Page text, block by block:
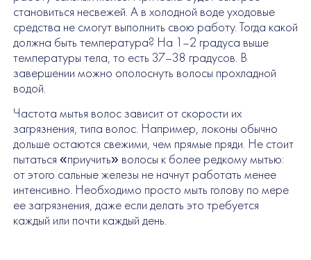
становиться несвежей. А в холодной воде уходовые
средства не смогут выполнить свою работу. Тогда какой
должна быть температура? На 1–2 градуса выше
температуры тела, то есть 37–38 градусов. В
завершении можно ополоснуть волосы прохладной
водой.
Частота мытья волос зависит от скорости их
загрязнения, типа волос. Например, локоны обычно
дольше остаются свежими, чем прямые пряди. Не стоит
пытаться «приучить» волосы к более редкому мытью:
от этого сальные железы не начнут работать менее
интенсивно. Необходимо просто мыть голову по мере
ее загрязнения, даже если делать это требуется
каждый или почти каждый день.